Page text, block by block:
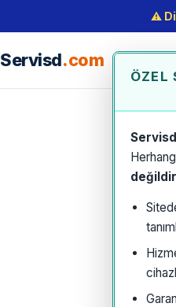
⚠️
ÖZEL
değildir
Servisd.com